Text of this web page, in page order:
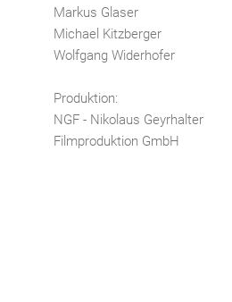
Markus Glaser
Michael Kitzberger
Wolfgang Widerhofer
Produktion:
NGF - Nikolaus Geyrhalter
Filmproduktion GmbH